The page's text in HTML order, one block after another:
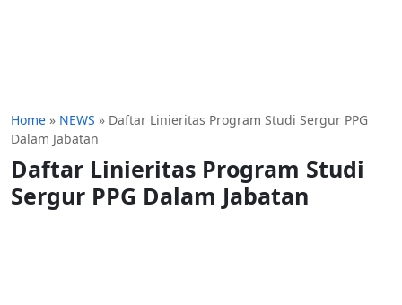
Home » NEWS » Daftar Linieritas Program Studi Sergur PPG
Dalam Jabatan
Daftar Linieritas Program Studi
Sergur PPG Dalam Jabatan